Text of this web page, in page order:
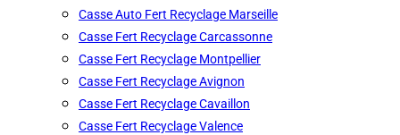
Casse Auto Fert Recyclage Marseille
Casse Fert Recyclage Carcassonne
Casse Fert Recyclage Montpellier
Casse Fert Recyclage Avignon
Casse Fert Recyclage Cavaillon
Casse Fert Recyclage Valence